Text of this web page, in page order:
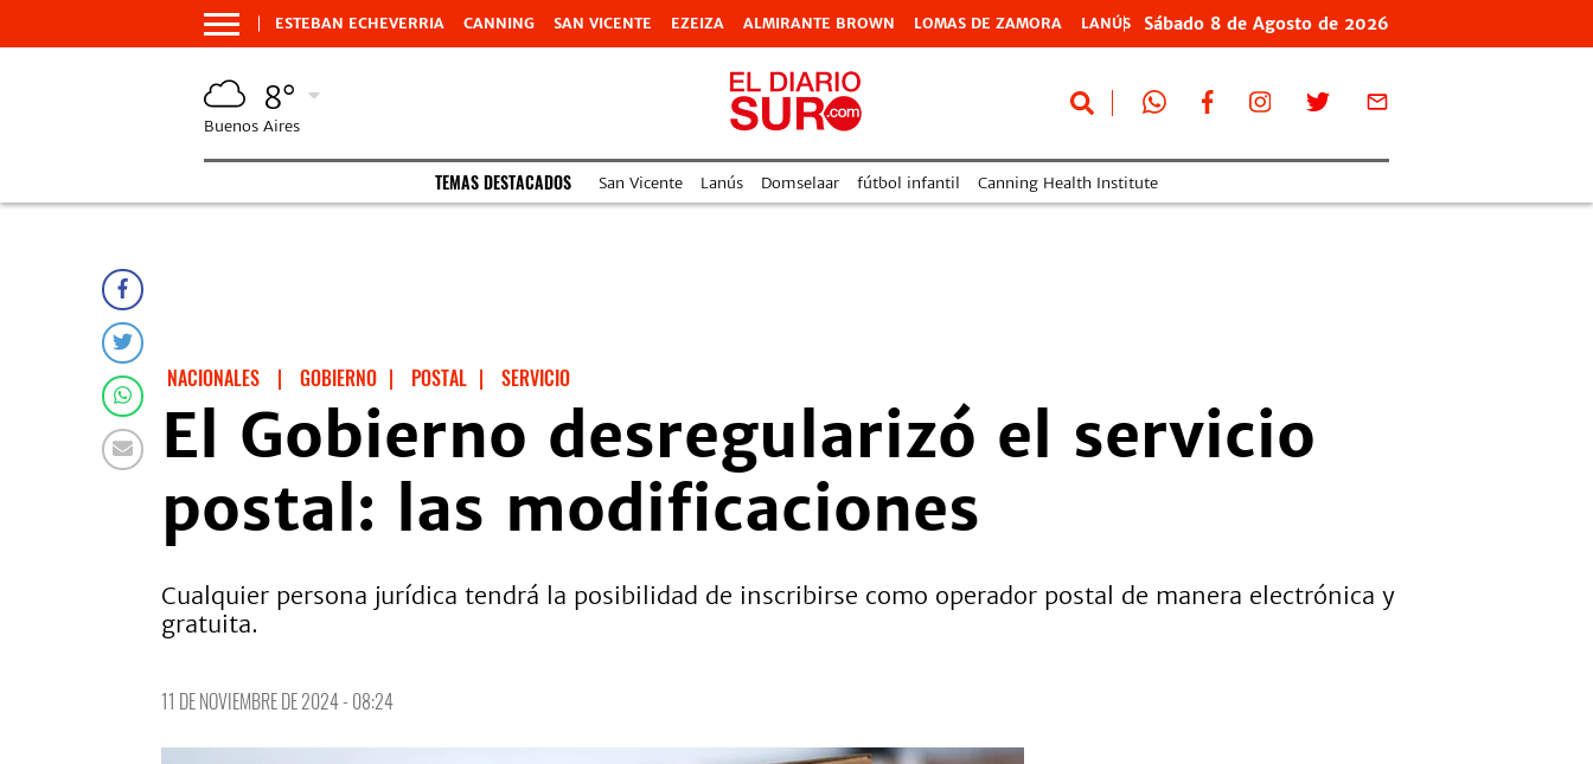
ESTEBAN ECHEVERRIA CANNING SAN VICENTE EZEIZA ALMIRANTE BROWN LOMAS DE ZAMORA LANÚS Sábado 8 de Agosto de 2026
8°
Buenos Aires
TEMAS DESTACADOS San Vicente Lanús Domselaar fútbol infantil Canning Health Institute
NACIONALES | GOBIERNO | POSTAL | SERVICIO
El Gobierno desregularizó el servicio
postal: las modificaciones
Cualquier persona jurídica tendrá la posibilidad de inscribirse como operador postal de manera electrónica y
gratuita.
11 DE NOVIEMBRE DE 2024 - 08:24